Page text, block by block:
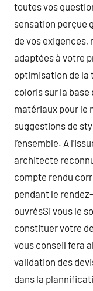
toutes vos
sensation perçue
de vos exigences,
adaptées à votre
optimisation de la
coloris sur la base
matériaux pour le
suggestions de
l’ensemble. A
architecte
compte rendu
pendant le
ouvrésSi vous le
constituer votre
vous conseil fera
validation des
dans la